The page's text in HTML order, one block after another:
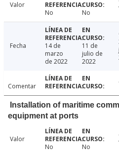
Valor
No
No
Fecha
14 de
marzo
de 2022
11 de
julio de
2022
Comentar
Installation of maritime
equipment at ports
Valor
No
No